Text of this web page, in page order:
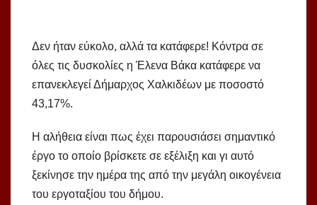
Δεν ήταν εύκολο, αλλά τα κατάφερε! Κόντρα σε
όλες τις δυσκολίες η Έλενα Βάκα κατάφερε να
επανεκλεγεί Δήμαρχος Χαλκιδέων με ποσοστό
43,17%.
Η αλήθεια είναι πως έχει παρουσιάσει σημαντικό
έργο το οποίο βρίσκετε σε εξέλιξη και γι αυτό
ξεκίνησε την ημέρα της από την μεγάλη οικογένεια
του εργοταξίου του δήμου.